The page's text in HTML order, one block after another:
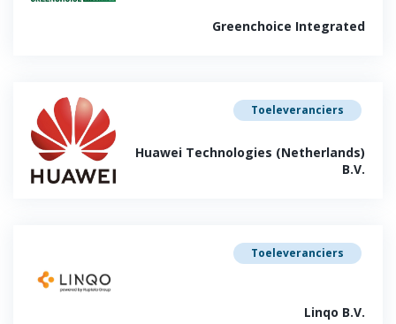
Greenchoice Integrated
Toeleveranciers
Huawei Technologies (Netherlands)
B.V.
Toeleveranciers
Linqo B.V.